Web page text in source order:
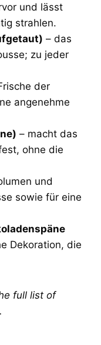
und lässt
strahlen.
– das
zu jeder
der
angenehme
– macht das
ohne die
und
sowie für eine
Dekoration, die
full list of